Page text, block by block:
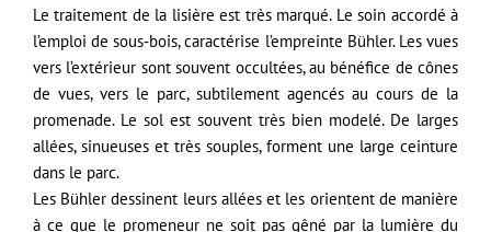
Le traitement de la lisière est très marqué. Le soin accordé à
l’emploi de sous‐bois, caractérise l’empreinte Bühler. Les vues
vers l’extérieur sont souvent occultées, au bénéfice de cônes
de vues, vers le parc, subtilement agencés au cours de la
promenade. Le sol est souvent très bien modelé. De larges
allées, sinueuses et très souples, forment une large ceinture
dans le parc.
Les Bühler dessinent leurs allées et les orientent de manière
à ce que le promeneur ne soit pas gêné par la lumière du